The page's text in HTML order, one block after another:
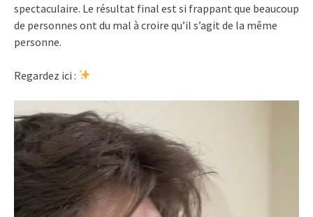
spectaculaire. Le résultat final est si frappant que beaucoup
de personnes ont du mal à croire qu’il s’agit de la même
personne.
Regardez ici :